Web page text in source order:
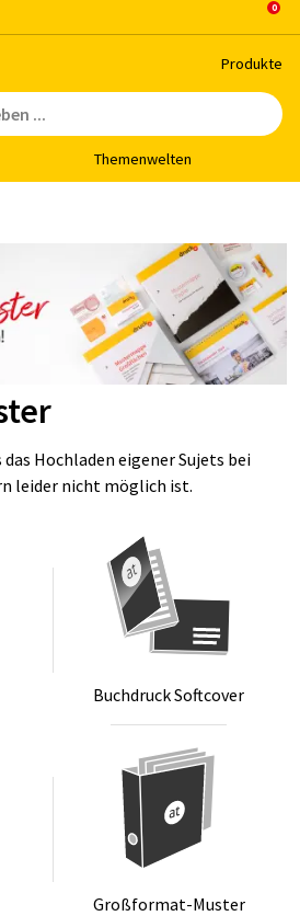
Pro­duk­te
The­men­wel­ten
Hochladen eigener Sujets bei
leider nicht möglich ist.
Buch­druck Soft­co­ver
Groß­for­mat-Mus­ter